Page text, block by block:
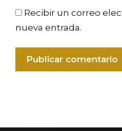
Recibir un correo
nueva entrada.